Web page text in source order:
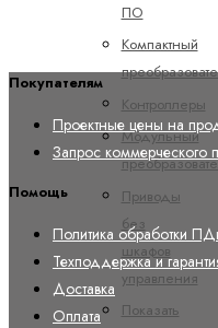
ПО
Компактный
Контроллеры
Модульный
Приводы
без
шкафов
управления
Показать
Покупателям
Проектные цены на
Запрос коммерческого
Помощь
Политика обработки
Техподдержка и
Доставка
Оплата